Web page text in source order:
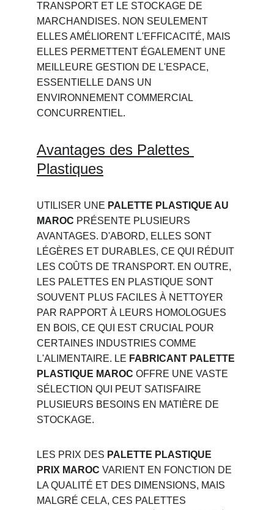
TRANSPORT ET LE STOCKAGE DE
MARCHANDISES. NON SEULEMENT
ELLES AMÉLIORENT L'EFFICACITÉ, MAIS
ELLES PERMETTENT ÉGALEMENT UNE
MEILLEURE GESTION DE L'ESPACE,
ESSENTIELLE DANS UN
ENVIRONNEMENT COMMERCIAL
CONCURRENTIEL.
Avantages des Palettes
Plastiques
UTILISER UNE PALETTE PLASTIQUE AU
MAROC PRÉSENTE PLUSIEURS
AVANTAGES. D'ABORD, ELLES SONT
LÉGÈRES ET DURABLES, CE QUI RÉDUIT
LES COÛTS DE TRANSPORT. EN OUTRE,
LES PALETTES EN PLASTIQUE SONT
SOUVENT PLUS FACILES À NETTOYER
PAR RAPPORT À LEURS HOMOLOGUES
EN BOIS, CE QUI EST CRUCIAL POUR
CERTAINES INDUSTRIES COMME
L'ALIMENTAIRE. LE FABRICANT PALETTE
PLASTIQUE MAROC OFFRE UNE VASTE
SÉLECTION QUI PEUT SATISFAIRE
PLUSIEURS BESOINS EN MATIÈRE DE
STOCKAGE.
LES PRIX DES PALETTE PLASTIQUE
PRIX MAROC VARIENT EN FONCTION DE
LA QUALITÉ ET DES DIMENSIONS, MAIS
MALGRÉ CELA, CES PALETTES